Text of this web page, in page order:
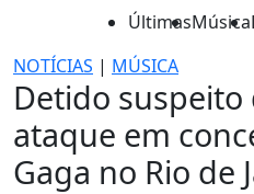
ÚltimasMúsica
NOTÍCIAS | MÚSICA
Detido
ataque em
Gaga no Rio de